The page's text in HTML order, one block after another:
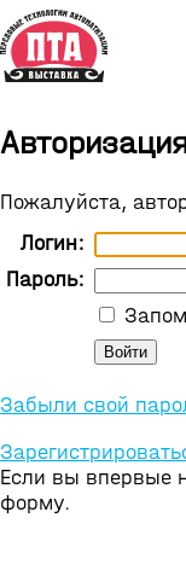
Пожалуйста,
Логин:
Пароль:
Забыли свой
Если вы впервые
форму.